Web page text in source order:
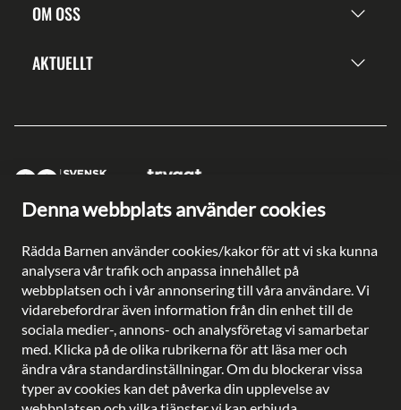
Denna webbplats använder cookies
Rädda Barnen använder cookies/kakor för att vi ska kunna
analysera vår trafik och anpassa innehållet på
webbplatsen och i vår annonsering till våra användare. Vi
vidarebefordrar även information från din enhet till de
sociala medier-, annons- och analysföretag vi samarbetar
med. Klicka på de olika rubrikerna för att läsa mer och
ändra våra standardinställningar. Om du blockerar vissa
typer av cookies kan det påverka din upplevelse av
OM OSS
AKTUELLT
Swish: 902 0033
Plusgiro: 90 2003-3
Bankgiro: 902-0033
Säkra betalningar med